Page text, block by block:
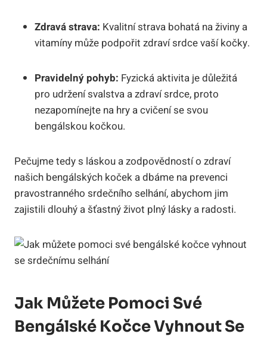
Zdravá strava: Kvalitní strava bohatá na živiny a
vitamíny může podpořit zdraví srdce vaší kočky.
Pravidelný pohyb: Fyzická aktivita je důležitá
pro udržení svalstva a zdraví srdce, proto
nezapomínejte na hry a cvičení se svou
bengálskou kočkou.
Pečujme tedy s láskou a zodpovědností o zdraví
našich bengálských koček a dbáme na prevenci
pravostranného srdečního selhání, abychom jim
zajistili dlouhý a šťastný život plný lásky a radosti.
Jak Můžete Pomoci Své
Bengálské Kočce Vyhnout Se